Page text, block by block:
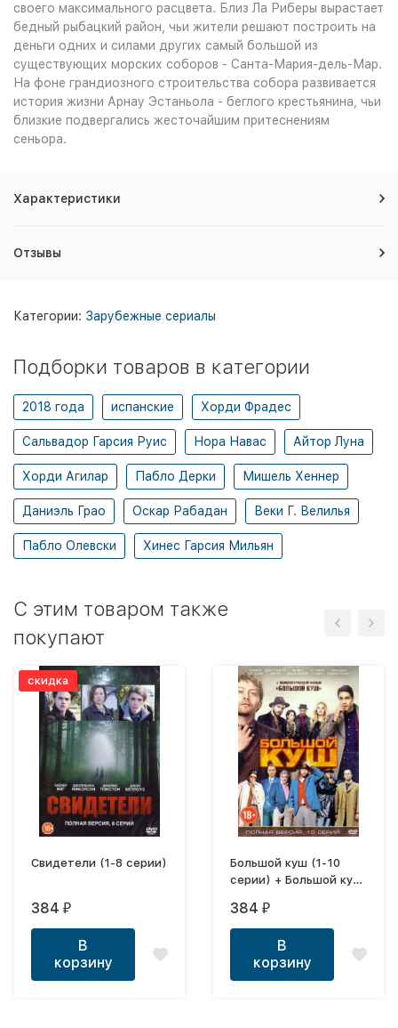
своего максимального расцвета. Близ Ла Риберы вырастает
бедный рыбацкий район, чьи жители решают построить на
деньги одних и силами других самый большой из
существующих морских соборов - Санта-Мария-дель-Мар.
На фоне грандиозного строительства собора развивается
история жизни Арнау Эстаньола - беглого крестьянина, чьи
близкие подвергались жесточайшим притеснениям
сеньора.
Характеристики
Отзывы
Категории: Зарубежные сериалы
Подборки товаров в категории
2018 года испанские Хорди Фрадес
Сальвадор Гарсия Руис Нора Навас Айтор Луна
Хорди Агилар Пабло Дерки Мишель Хеннер
Даниэль Грао Оскар Рабадан Веки Г. Велилья
Пабло Олевски Хинес Гарсия Мильян
C этим товаром также
покупают
скидка
Свидетели (1-8 серии)
384 ₽
В
корзину
Большой куш (1-10
серии) + Большой куш
версии!
384 ₽
В
корзину